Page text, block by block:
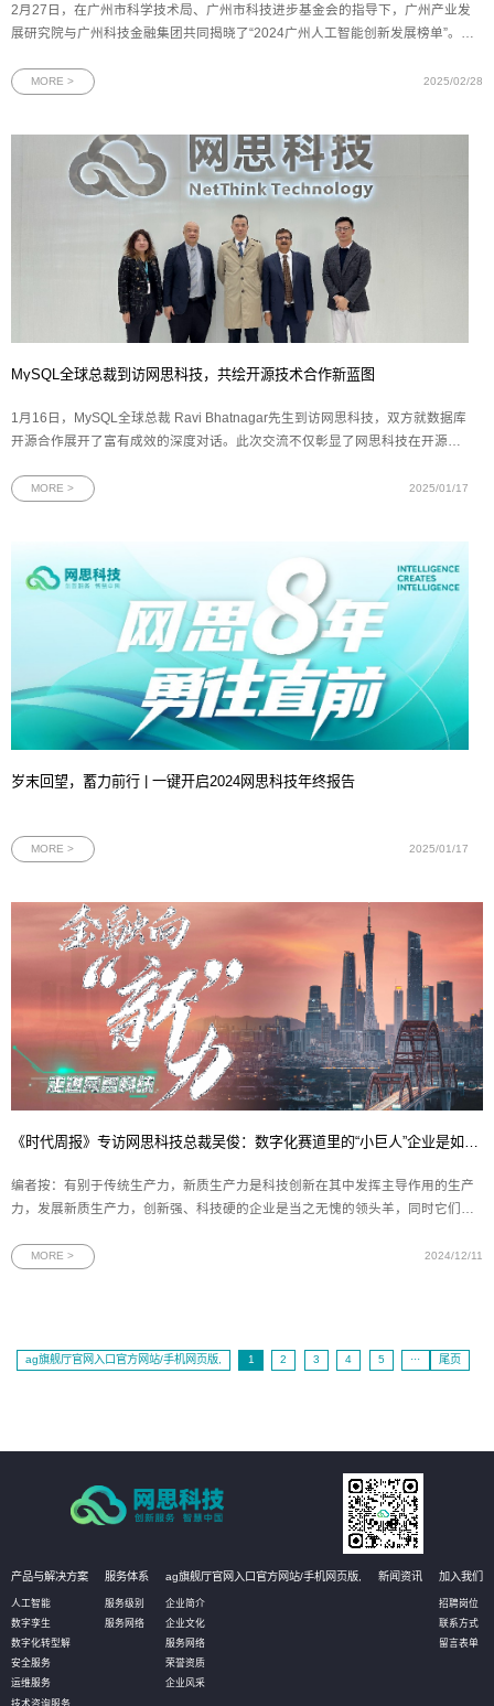
2月27日，在广州市科学技术局、广州市科技进步基金会的指导下，广州产业发
展研究院与广州科技金融集团共同揭晓了“2024广州人工智能创新发展榜单”。网
值企业”称号，充分展现其在人工智能创新应用场景中的示范引领作用。图为网思
MORE > 2025/02/28
MySQL全球总裁到访网思科技，共绘开源技术合作新蓝图
1月16日，MySQL全球总裁 Ravi Bhatnagar先生到访网思科技，双方就数据库
开源合作展开了富有成效的深度对话。此次交流不仅彰显了网思科技在开源技
动数字化转型方面的决心和行动力。MySQL，作为一款秉承开源理念、功能强
MORE > 2025/01/17
岁末回望，蓄力前行 | 一键开启2024网思科技年终报告
MORE > 2025/01/17
《时代周报》专访网思科技总裁吴俊：数字化赛道里的“小巨人”企业是如何炼成的？
编者按：有别于传统生产力，新质生产力是科技创新在其中发挥主导作用的生产
力，发展新质生产力，创新强、科技硬的企业是当之无愧的领头羊，同时它们也
产”等特征，邮储银行广州市分行践行大行担当，探索创新、专业的金融产品和服
MORE > 2024/12/11
ag旗舰厅官网入口官方网站/手机网页版, 1 2 3 4 5 ··· 尾页
产品与解决方案
人工智能
数字孪生
数字化转型解
安全服务
运维服务
技术咨询服务
服务体系
服务级别
服务网络
ag旗舰厅官网入口官方网站/手机网页版,
企业简介
企业文化
服务网络
荣誉资质
企业风采
新闻资讯 加入我们
招聘岗位
联系方式
留言表单